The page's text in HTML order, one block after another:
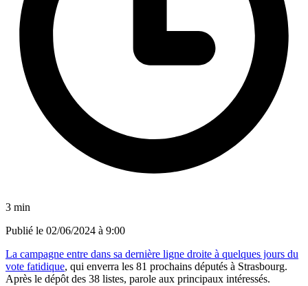
3 min
Publié le 02/06/2024 à 9:00
La campagne entre dans sa dernière ligne droite à quelques jours du
vote fatidique, qui enverra les 81 prochains députés à Strasbourg.
Après le dépôt des 38 listes, parole aux principaux intéressés.